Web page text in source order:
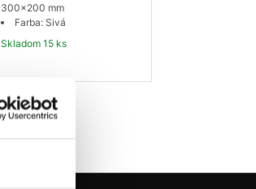
300x200 mm
Farba: Sivá
Skladom 15 ks
Do košíka